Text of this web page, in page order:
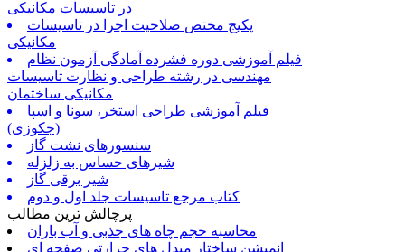
در تاسیسات مکانیکی
پکیج مختص صلاحیت اجرا در تاسیسات
مکانیکی
فیلم آموزشی دوره فشرده آمادگی آزمون نظام
مهندسی در رشته طراحی و نظارت تاسیسات
مکانیکی ساختمان
فیلم آموزشی طراحی استخر، سونا و اسپا
(جکوزی)
سنسورهای نشت گاز
شیرهای حساس به زلزله
شیر برقی گاز
کتاب مرجع تاسیسات جلد اول و دوم
پرچالش ترین مطالب
محاسبه حجم چاه های جذبی و آب باران
انمیشن ساختار مبدل های حرارتی صفحه ای